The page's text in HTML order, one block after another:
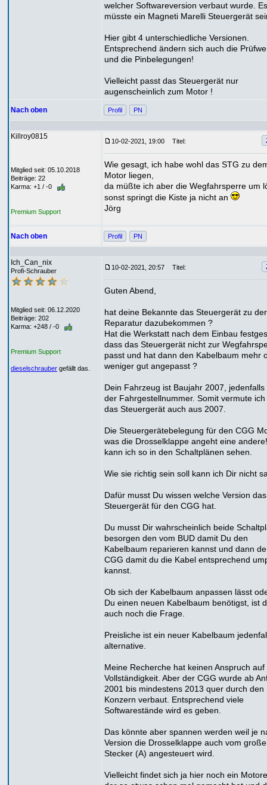
welcher Softwareversion verbaut wurde. Es
müsste ein Magneti Marelli Steuergerät
Hier gibt 4 unterschiedliche Versionen.
Entsprechend ändern sich auch die
und die Pinbelegungen!
Vielleicht passt das Steuergerät nur
augenscheinlich zum Motor !
Nach oben Profil PN
Killroy0815
Mitglied seit: 05.10.2018
Beiträge: 22
Karma: +1 / -0
Premium Support
10-02-2021, 19:00 Titel:
Wie gesagt, ich habe wohl das STG zu
Motor liegen,
da müßte ich aber die Wegfahrsperre um
sonst springt die Kiste ja nicht an
Jörg
Nach oben Profil PN
Ich_Can_nix
Profi-Schrauber
Mitglied seit: 06.12.2020
Beiträge: 202
Karma: +248 / -0
Premium Support
dieselschrauber gefällt das.
10-02-2021, 20:57 Titel:
Guten Abend,
hat deine Bekannte das Steuergerät zu der
Reparatur dazubekommen ?
Hat die Werkstatt nach dem Einbau
dass das Steuergerät nicht zur
passt und hat dann den Kabelbaum mehr
weniger gut angepasst ?
Dein Fahrzeug ist Baujahr 2007, jedenfalls
der Fahrgestellnummer. Somit vermute
das Steuergerät auch aus 2007.
Die Steuergerätebelegung für den CGG
was die Drosselklappe angeht eine
kann ich so in den Schaltplänen sehen.
Wie sie richtig sein soll kann ich Dir nicht
Dafür musst Du wissen welche Version das
Steuergerät für den CGG hat.
Du musst Dir wahrscheinlich beide
besorgen den vom BUD damit Du den
Kabelbaum reparieren kannst und dann
CGG damit du die Kabel entsprechend
kannst.
Ob sich der Kabelbaum anpassen lässt
Du einen neuen Kabelbaum benötigst, ist
auch noch die Frage.
Preisliche ist ein neuer Kabelbaum
alternative.
Meine Recherche hat keinen Anspruch auf
Vollständigkeit. Aber der CGG wurde ab
2001 bis mindestens 2013 quer durch den
Konzern verbaut. Entsprechend viele
Softwarestände wird es geben.
Das könnte aber spannen werden weil je
Version die Drosselklappe auch vom
Stecker (A) angesteuert wird.
Vielleicht findet sich ja hier noch ein